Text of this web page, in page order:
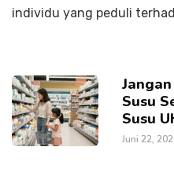
individu yang peduli
Susu
Susu
Juni 22,